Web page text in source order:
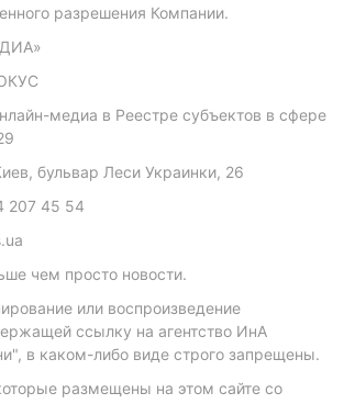
разрешения Компании.
медиа в Реестре субъектов в сфере
бульвар Леси Украинки, 26
207 45 54
чем просто новости.
или воспроизведение
ссылку на агентство ИнА
в каком-либо виде строго запрещены.
размещены на этом сайте со